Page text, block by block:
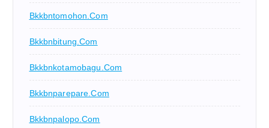
Bkkbntomohon.com
Bkkbnbitung.com
Bkkbnkotamobagu.com
Bkkbnparepare.com
Bkkbnpalopo.com